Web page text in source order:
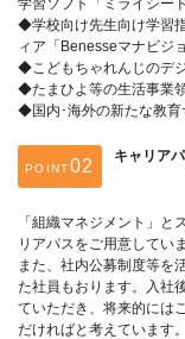
◆学校向け先生向け学習
ィア「Benesseマナビジョ
◆こどもちゃれんじのデ
◆たまひよ等の生活事業
◆国内･海外の新たな教育
POINT
キャリア
「組織マネジメント」
リアパスをご用意していま
また、社内公募制度等を
た社員もおります。入社
ていただき、将来的には
だければと考えています。